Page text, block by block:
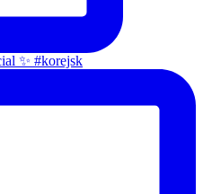
✨ #korejsk